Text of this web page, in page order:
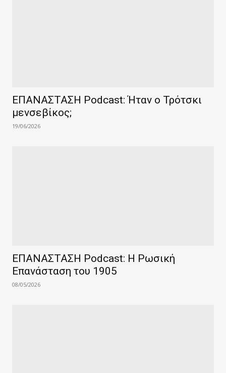
ΕΠΑΝΑΣΤΑΣΗ Podcast: Ήταν ο Τρότσκι
μενσεβίκος;
19/06/2026
ΕΠΑΝΑΣΤΑΣΗ Podcast: Η Ρωσική
Επανάσταση του 1905
08/05/2026